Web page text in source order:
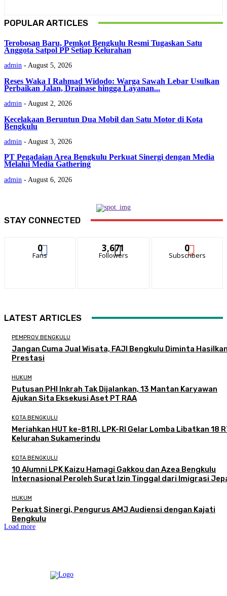
POPULAR ARTICLES
Terobosan Baru, Pemkot Bengkulu Resmi Tugaskan Satu
Anggota Satpol PP Setiap Kelurahan
admin - August 5, 2026
Reses Waka I Rahmad Widodo: Warga Sawah Lebar Usulkan
Perbaikan Jalan, Drainase hingga Layanan...
admin - August 2, 2026
Kecelakaan Beruntun Dua Mobil dan Satu Motor di Kota
Bengkulu
admin - August 3, 2026
PT Pegadaian Area Bengkulu Perkuat Sinergi dengan Media
Melalui Media Gathering
admin - August 6, 2026
STAY CONNECTED
0
Fans
3,671
Followers
0
Subscribers
LATEST ARTICLES
PEMPROV BENGKULU
Jangan Cuma Jual Wisata, FAJI Bengkulu Diminta
Prestasi
HUKUM
Putusan PHI Inkrah Tak Dijalankan, 13 Mantan Karyawan
Ajukan Sita Eksekusi Aset PT RAA
KOTA BENGKULU
Meriahkan HUT ke-81 RI, LPK-RI Gelar Lomba Libatkan 18
Kelurahan Sukamerindu
KOTA BENGKULU
‎10 Alumni LPK Kaizu Hamagi Gakkou dan Azea Bengkulu
Internasional Peroleh Surat Izin Tinggal dari Imigrasi
HUKUM
Perkuat Sinergi, Pengurus AMJ Audiensi dengan Kajati
Bengkulu
Load more